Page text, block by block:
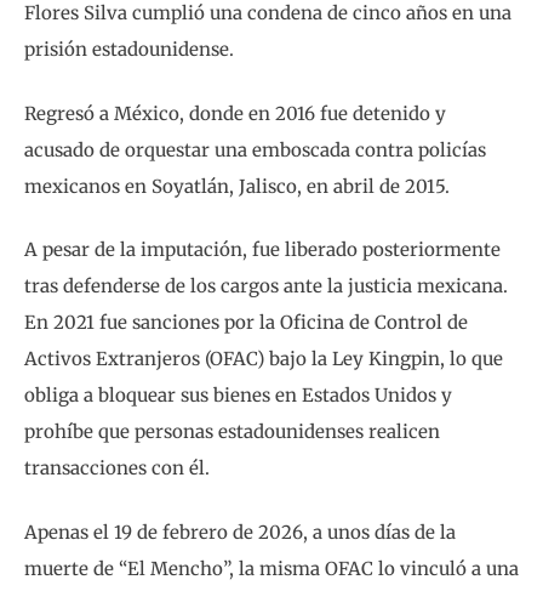
Flores Silva cumplió una condena de cinco años en una
prisión estadounidense.
Regresó a México, donde en 2016 fue detenido y
acusado de orquestar una emboscada contra policías
mexicanos en Soyatlán, Jalisco, en abril de 2015.
A pesar de la imputación, fue liberado posteriormente
tras defenderse de los cargos ante la justicia mexicana.
En 2021 fue sanciones por la Oficina de Control de
Activos Extranjeros (OFAC) bajo la Ley Kingpin, lo que
obliga a bloquear sus bienes en Estados Unidos y
prohíbe que personas estadounidenses realicen
transacciones con él.
Apenas el 19 de febrero de 2026, a unos días de la
muerte de “El Mencho”, la misma OFAC lo vinculó a una